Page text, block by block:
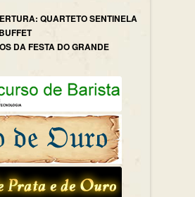
QUARTETO SENTINELA
DA FESTA DO GRANDE